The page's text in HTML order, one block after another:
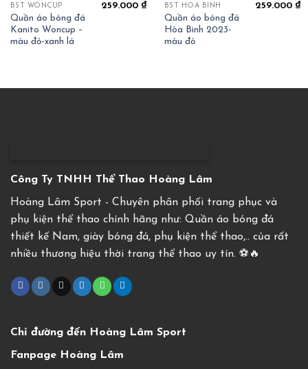
BST WONCUP
Quần áo bóng đá
Kanito Woncup –
màu đỏ-xanh lá
259.000₫ OUT OF STOCK
BST HOÀ BÌNH
Quần áo bóng đá
Hòa Bình 2023-
màu đỏ
259.000₫
Công Ty TNHH Thể Thao Hoàng Lâm
Hoàng Lâm Sport - Chuyên phân phối trang phục và
phụ kiện thể thao chính hãng như: Quần áo bóng đá
thiết kế Nam, giày bóng đá, phụ kiện thể thao,.. của rất
nhiều thương hiệu thời trang thể thao uy tín. ⚽️🔥
Chỉ đường đến Hoàng Lâm Sport
Fanpage Hoàng Lâm